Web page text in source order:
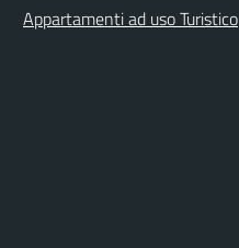
Appartamenti ad uso Turistico